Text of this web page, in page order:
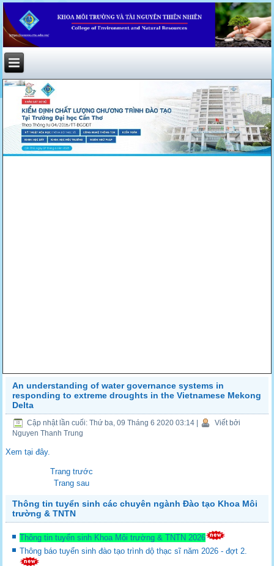
An understanding of water governance systems in
responding to extreme droughts in the Vietnamese Mekong
Delta
Cập nhật lần cuối: Thứ ba, 09 Tháng 6 2020 03:14
Viết bởi
Nguyen Thanh Trung
Xem tại đây.
Trang trước
Trang sau
Thông tin tuyển sinh các chuyên ngành Đào tạo Khoa Môi
trường & TNTN
Thông tin tuyển sinh Khoa Môi trường & TNTN 2026
Thông báo tuyển sinh đào tạo trình dộ thạc sĩ năm 2026 - đợt 2.